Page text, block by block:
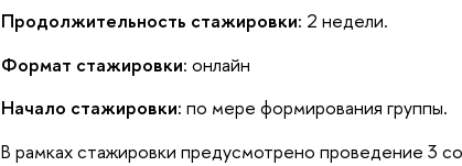
Продолжительность стажировки: 2 недели.
Формат стажировки: онлайн
Начало стажировки: по мере формирования группы.
В рамках стажировки предусмотрено проведение 3